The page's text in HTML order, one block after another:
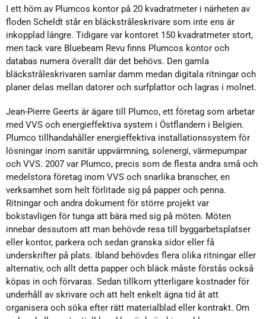
I ett hörn av Plumcos kontor på 20 kvadratmeter i närheten av
floden Scheldt står en bläckstråleskrivare som inte ens är
inkopplad längre. Tidigare var kontoret 150 kvadratmeter stort,
men tack vare Bluebeam Revu finns Plumcos kontor och
databas numera överallt där det behövs. Den gamla
bläckstråleskrivaren samlar damm medan digitala ritningar och
planer delas mellan datorer och surfplattor och lagras i molnet.
Jean-Pierre Geerts är ägare till Plumco, ett företag som arbetar
med VVS och energieffektiva system i Östflandern i Belgien.
Plumco tillhandahåller energieffektiva installationssystem för
lösningar inom sanitär uppvärmning, solenergi, värmepumpar
och VVS. 2007 var Plumco, precis som de flesta andra små och
medelstora företag inom VVS och snarlika branscher, en
verksamhet som helt förlitade sig på papper och penna.
Ritningar och andra dokument för större projekt var
bokstavligen för tunga att bära med sig på möten. Möten
innebar dessutom att man behövde resa till byggarbetsplatser
eller kontor, parkera och sedan granska sidor eller få
underskrifter på plats. Ibland behövdes flera olika ritningar eller
alternativ, och allt detta papper och bläck måste förstås också
köpas in och förvaras. Sedan tillkom ytterligare kostnader för
underhåll av skrivare och att helt enkelt ägna tid åt att
organisera och söka efter rätt materialblad eller kontrakt. Om